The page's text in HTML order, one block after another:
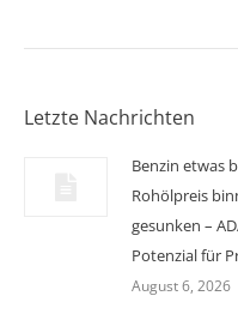
Letzte Nachrichten
Benzin etwas
Rohölpreis
gesunken –
Potenzial für
August 6, 2026